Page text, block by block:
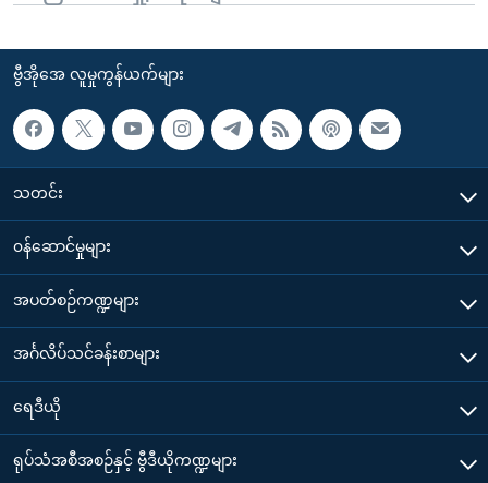
ဗွီအိုအေ လူမှုကွန်ယက်များ
သတင်း
၀န်ဆောင်မှုများ
အပတ်စဉ်ကဏ္ဍများ
အင်္ဂလိပ်သင်ခန်းစာများ
ရေဒီယို
ရုပ်သံအစီအစဉ်နှင့် ဗွီဒီယိုကဏ္ဍများ